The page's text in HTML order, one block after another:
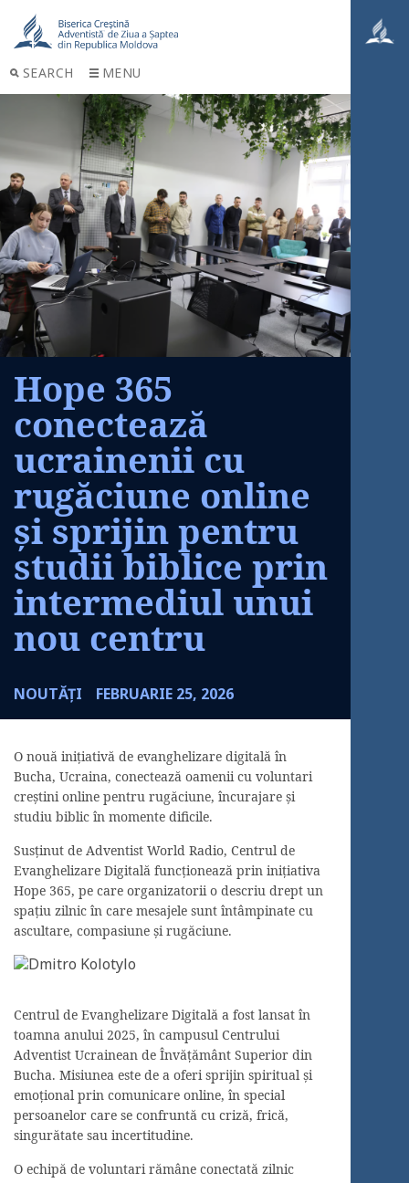
SEARCH MENU
Hope 365
conectează
ucrainenii cu
rugăciune online
și sprijin pentru
studii biblice prin
intermediul unui
nou centru
NOUTĂȚI FEBRUARIE 25, 2026
O nouă inițiativă de evanghelizare digitală în
Bucha, Ucraina, conectează oamenii cu voluntari
creștini online pentru rugăciune, încurajare și
studiu biblic în momente dificile.
Susținut de Adventist World Radio, Centrul de
Evanghelizare Digitală funcționează prin inițiativa
Hope 365, pe care organizatorii o descriu drept un
spațiu zilnic în care mesajele sunt întâmpinate cu
ascultare, compasiune și rugăciune.
Centrul de Evanghelizare Digitală a fost lansat în
toamna anului 2025, în campusul Centrului
Adventist Ucrainean de Învățământ Superior din
Bucha. Misiunea este de a oferi sprijin spiritual și
emoțional prin comunicare online, în special
persoanelor care se confruntă cu criză, frică,
singurătate sau incertitudine.
O echipă de voluntari rămâne conectată zilnic